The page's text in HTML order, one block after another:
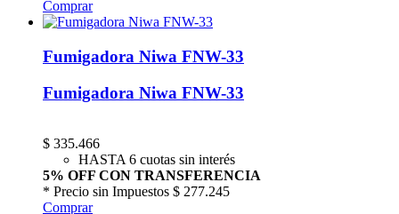
Comprar
Fumigadora Niwa FNW-33
Fumigadora Niwa FNW-33
$ 335.466
HASTA 6 cuotas sin interés
5% OFF CON TRANSFERENCIA
* Precio sin Impuestos $ 277.245
Comprar